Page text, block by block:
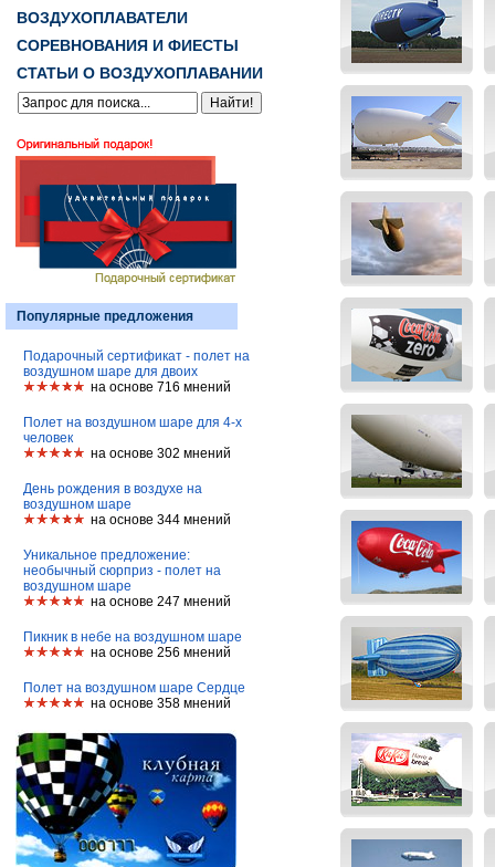
ВОЗДУХОПЛАВАТЕЛИ
СОРЕВНОВАНИЯ И ФИЕСТЫ
СТАТЬИ О ВОЗДУХОПЛАВАНИИ
Популярные предложения
Подарочный сертификат - полет на
воздушном шаре для двоих
на основе 716 мнений
Полет на воздушном шаре для 4-х
человек
на основе 302 мнений
День рождения в воздухе на
воздушном шаре
на основе 344 мнений
Уникальное предложение:
необычный сюрприз - полет на
воздушном шаре
на основе 247 мнений
Пикник в небе на воздушном шаре
на основе 256 мнений
Полет на воздушном шаре Сердце
на основе 358 мнений